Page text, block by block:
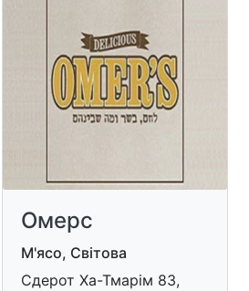
Омерс
М'ясо, Світова
Сдерот Ха-Тмарім 83,